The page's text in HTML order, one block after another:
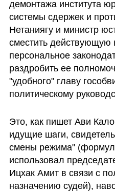
демонтажа института
системы сдержек и
Нетаниягу и министр
сместить действующую
персональное
раздробить ее
"удобного" главу
политическому
Это, как пишет Ави
идущие шаги,
смены режима"
использовал
Ицхак Амит в связи с
назначению судей),